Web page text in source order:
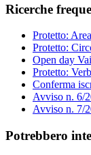
Ricerche
Protetto:
Protetto:
Open day
Protetto:
Conferma
Avviso n. 6/
Avviso n. 7/
Potrebbero